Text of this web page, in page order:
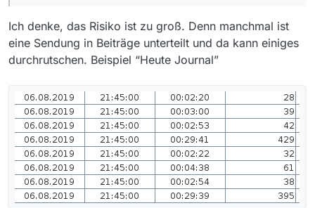
Damit kommen wir auch zu b), lösen kann das
nur das ZDF in dem sie die Redundanzen
reduziert.
Das was Du offensichtlich möchtest, ist, das MV
eine Erkennung von Redundanzen einbaut. Hier
werden soll, dass es zu false positive
Erkennungen kommt.
werden können.
Ich denke, das Risiko ist zu groß. Denn manchmal ist
eine Sendung in Beiträge unterteilt und da kann einiges
durchrutschen. Beispiel “Heute Journal”